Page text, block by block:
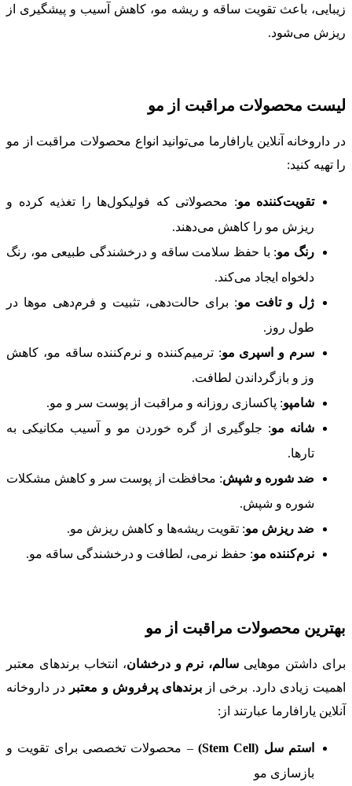
زیبایی، باعث تقویت ساقه و ریشه مو، کاهش آسیب و پیشگیری از
ریزش می‌شود.
لیست محصولات مراقبت از مو
در داروخانه آنلاین یارافارما می‌توانید انواع محصولات مراقبت از مو
را تهیه کنید:
تقویت‌کننده مو: محصولاتی که فولیکول‌ها را تغذیه کرده و
ریزش مو را کاهش می‌دهند.
رنگ مو: با حفظ سلامت ساقه و درخشندگی طبیعی مو، رنگ
دلخواه ایجاد می‌کند.
ژل و تافت مو: برای حالت‌دهی، تثبیت و فرم‌دهی موها در
طول روز.
سرم و اسپری مو: ترمیم‌کننده و نرم‌کننده ساقه مو، کاهش
وز و بازگرداندن لطافت.
شامپو: پاکسازی روزانه و مراقبت از پوست سر و مو.
شانه مو: جلوگیری از گره خوردن مو و آسیب مکانیکی به
تارها.
ضد شوره و شپش: محافظت از پوست سر و کاهش مشکلات
شوره و شپش.
ضد ریزش مو: تقویت ریشه‌ها و کاهش ریزش مو.
نرم‌کننده مو: حفظ نرمی، لطافت و درخشندگی ساقه مو.
بهترین محصولات مراقبت از مو
برای داشتن موهایی سالم، نرم و درخشان، انتخاب برندهای معتبر
اهمیت زیادی دارد. برخی از برندهای پرفروش و معتبر در داروخانه
آنلاین یارافارما عبارتند از:
استم سل (Stem Cell)
– محصولات تخصصی برای تقویت و
بازسازی مو